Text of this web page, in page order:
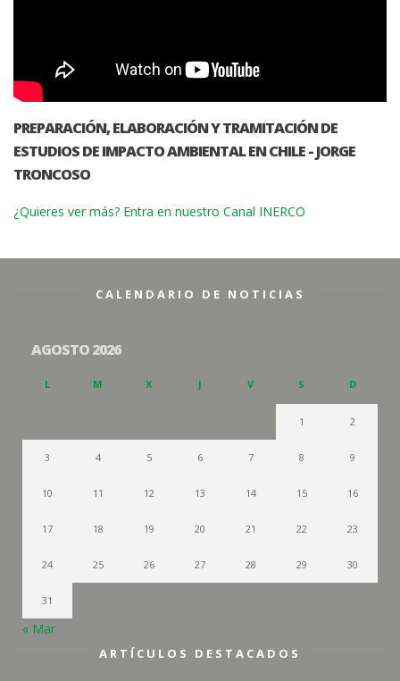
PREPARACIÓN, ELABORACIÓN Y TRAMITACIÓN DE
ESTUDIOS DE IMPACTO AMBIENTAL EN CHILE - JORGE
TRONCOSO
¿Quieres ver más? Entra en nuestro Canal INERCO
CALENDARIO DE NOTICIAS
AGOSTO 2026
L M X J V S D
1 2
3 4 5 6 7 8 9
10 11 12 13 14 15 16
17 18 19 20 21 22 23
24 25 26 27 28 29 30
31
« Mar
ARTÍCULOS DESTACADOS